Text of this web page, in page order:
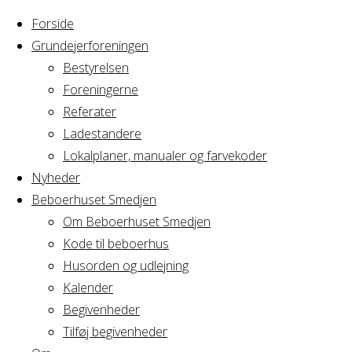
Forside
Grundejerforeningen
Bestyrelsen
Foreningerne
Referater
Ladestandere
Lokalplaner, manualer og farvekoder
Nyheder
Beboerhuset Smedjen
Om Beboerhuset Smedjen
Kode til beboerhus
Husorden og udlejning
Kalender
Begivenheder
Tilføj begivenheder
Home
Arrangement
Lokalplan
Lokalplan
Hvornår
06/06/2018
19:00 - 21:15